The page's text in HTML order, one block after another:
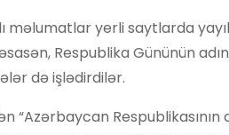
məlumatlar yerli saytlarda
Respublika Gününün
də işlədirdilər.
“Azərbaycan